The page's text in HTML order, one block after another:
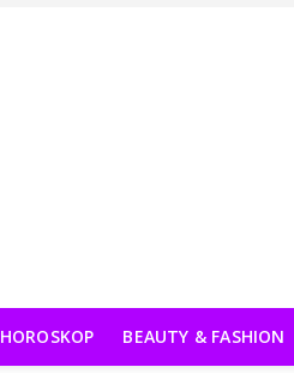
HOROSKOP BEAUTY & FASHION